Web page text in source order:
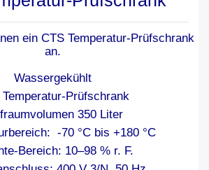
ein CTS Temperatur-Prüfschrank
an.
Wassergekühlt
Temperatur-Prüfschrank
350 Liter
-70 °C bis +180 °C
Bereich: 10–98 % r. F.